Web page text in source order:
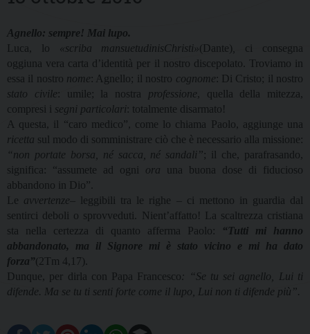
Agnello: sempre! Mai lupo.
Luca, lo «scriba mansuetudinisChristi»(Dante)
ci consegna
oggiuna vera carta d’identità per il nostro discepolato. Troviamo in
essa il nostro nome: Agnello; il nostro cognome: Di Cristo; il nostro
stato civile: umile; la nostra professione, quella della mitezza,
compresi i segni particolari: totalmente disarmato!
A questa, il “caro medico”, come lo chiama Paolo, aggiunge una
ricetta sul modo di somministrare ciò che è necessario alla missione:
“non portate borsa, né sacca, né sandali”; il che, parafrasando,
significa: “assumete ad ogni ora una buona dose di fiducioso
abbandono in Dio”.
Le avvertenze–
leggibili tra le righe – ci mettono in guardia dal
sentirci deboli o sprovveduti. Nient’affatto! La scaltrezza cristiana
sta nella certezza di quanto afferma Paolo:
“Tutti mi hanno
abbandonato, ma il Signore mi è stato vicino e mi ha dato
forza”(2Tm 4,17).
Dunque, per dirla con Papa Francesco : “Se tu sei agnello, Lui ti
difende. Ma se tu ti senti forte come il lupo, Lui non ti difende più”.